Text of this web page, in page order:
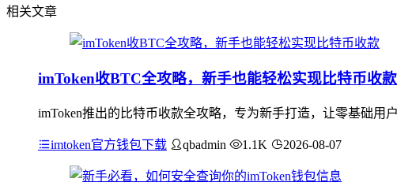
相关文章
imToken收BTC全攻略，新手也能轻松实现比特币收款
imToken推出的比特币收款全攻略，专为新手打造，让零基础
imtoken官方钱包下载 qbadmin 1.1K 2026-08-07